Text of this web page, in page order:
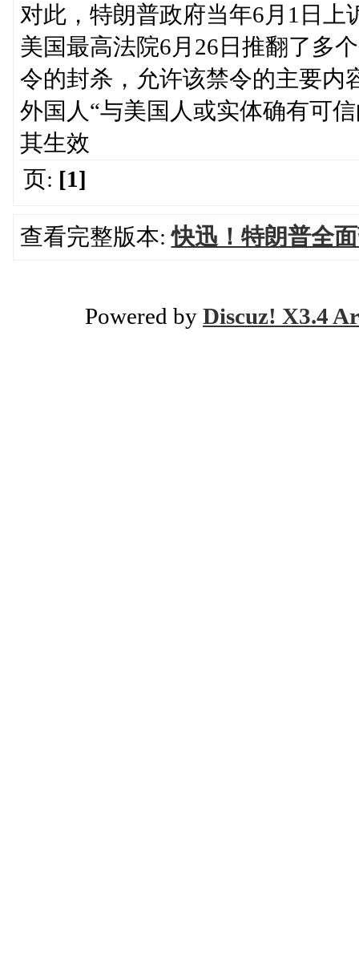
对此，特朗普政府当年6月1日
美国最高法院6月26日推翻了多
令的封杀，允许该禁令的主要内
外国人“与美国人或实体确有可
其生效
页: [1]
查看完整版本:快迅！特朗普全
Powered by Discuz! X3.4